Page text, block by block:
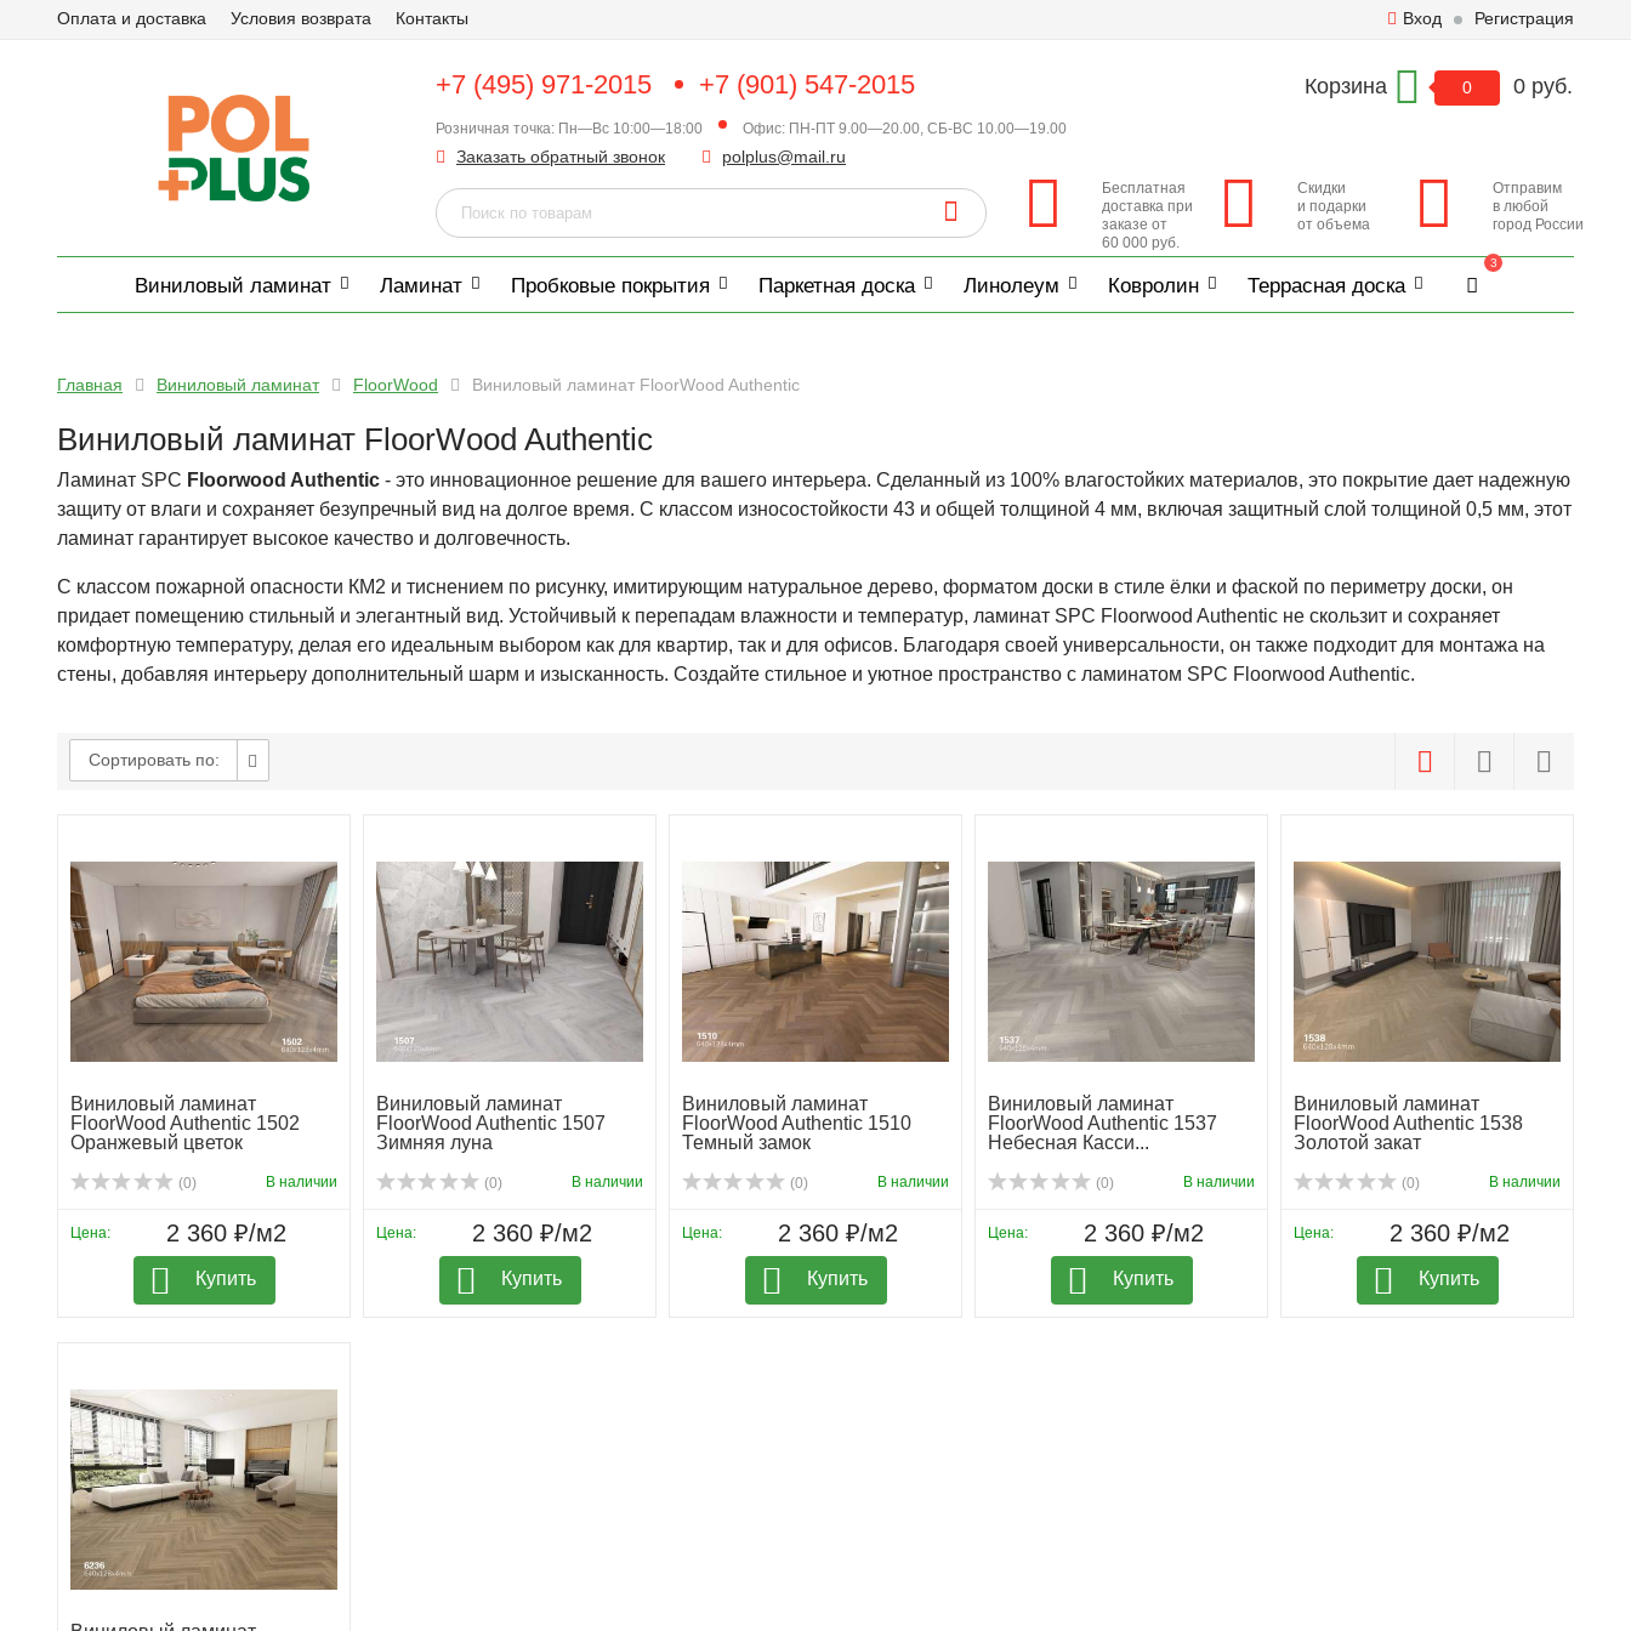
Оплата и доставка Условия возврата Контакты Вход Регистрация
+7 (495) 971-2015 +7 (901) 547-2015
Розничная точка: Пн—Вс 10:00—18:00 Офис: ПН-ПТ 9.00—20.00, СБ-ВС 10.00—19.00
Заказать обратный звонок polplus@mail.ru
Корзина 0 0 руб.
Бесплатная
доставка при
заказе от
60 000 руб.
Скидки
и подарки
от объема
Отправим
в любой
город России
Виниловый ламинат Ламинат Пробковые покрытия Паркетная доска Линолеум Ковролин Террасная доска
3
Главная Виниловый ламинат FloorWood Виниловый ламинат FloorWood Authentic
Виниловый ламинат FloorWood Authentic
Ламинат SPC Floorwood Authentic - это инновационное решение для вашего интерьера. Сделанный из 100% влагостойких материалов, это покрытие дает надежную
защиту от влаги и сохраняет безупречный вид на долгое время. С классом износостойкости 43 и общей толщиной 4 мм, включая защитный слой толщиной 0,5 мм, этот
ламинат гарантирует высокое качество и долговечность.
С классом пожарной опасности КМ2 и тиснением по рисунку, имитирующим натуральное дерево, форматом доски в стиле ёлки и фаской по периметру доски, он
придает помещению стильный и элегантный вид. Устойчивый к перепадам влажности и температур, ламинат SPC Floorwood Authentic не скользит и сохраняет
комфортную температуру, делая его идеальным выбором как для квартир, так и для офисов. Благодаря своей универсальности, он также подходит для монтажа на
стены, добавляя интерьеру дополнительный шарм и изысканность. Создайте стильное и уютное пространство с ламинатом SPC Floorwood Authentic.
Сортировать по:
Виниловый ламинат
FloorWood Authentic 1502
Оранжевый цветок
(0) В наличии
Цена: 2 360 ₽/м2
Купить
Виниловый ламинат
FloorWood Authentic 1507
Зимняя луна
(0) В наличии
Цена: 2 360 ₽/м2
Купить
Виниловый ламинат
FloorWood Authentic 1510
Темный замок
(0) В наличии
Цена: 2 360 ₽/м2
Купить
Виниловый ламинат
FloorWood Authentic 1537
Небесная Касси...
(0) В наличии
Цена: 2 360 ₽/м2
Купить
Виниловый ламинат
FloorWood Authentic 1538
Золотой закат
(0) В наличии
Цена: 2 360 ₽/м2
Купить